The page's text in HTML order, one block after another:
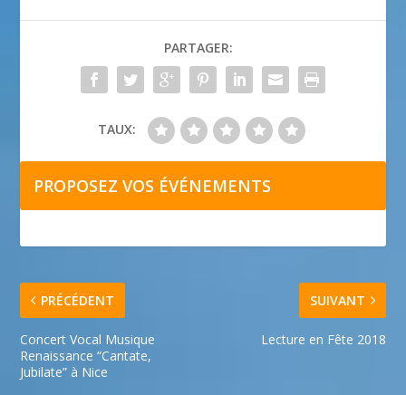
PARTAGER:
TAUX:
PROPOSEZ VOS ÉVÉNEMENTS
PRÉCÉDENT
Concert Vocal Musique
Renaissance “Cantate,
Jubilate” à Nice
SUIVANT
Lecture en Fête 2018